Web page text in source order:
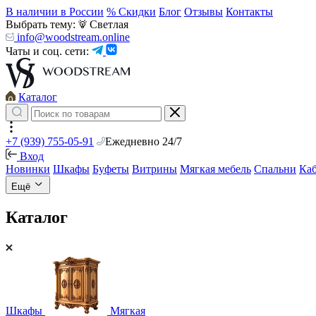
В наличии в России % Скидки Блог Отзывы Контакты
Выбрать тему:
Светлая
info@woodstream.online
Чаты и соц. сети:
Каталог
+7 (939) 755-05-91
Ежедневно 24/7
Вход
Новинки Шкафы Буфеты Витрины Мягкая мебель Спальни
Ещё
Каталог
Шкафы Мягкая